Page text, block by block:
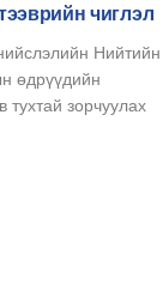
чиглэл
Нийтийн
өдрүүдийн
тухтай зорчуулах